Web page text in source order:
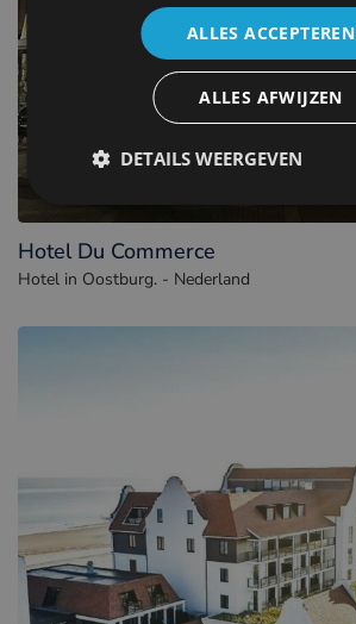
Hotel Du Commerce
Hotel in Oostburg. - Nederland
ALLES ACCEPTEREN
ALLES AFWIJZEN
DETAILS WEERGEVEN